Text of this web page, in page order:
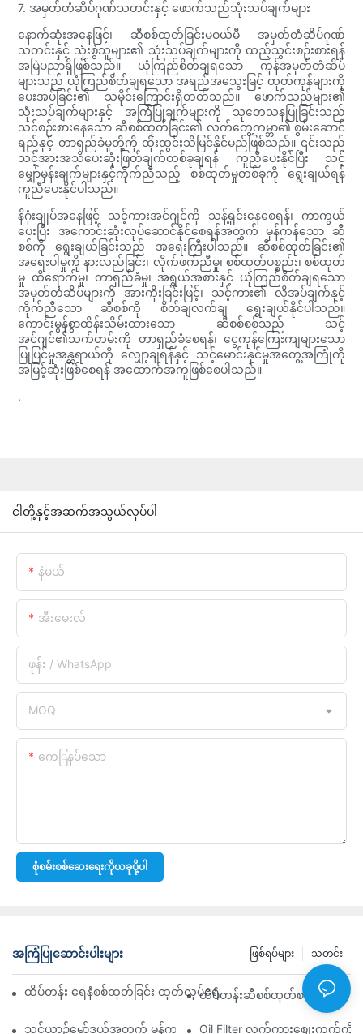
7. အမှတ်တံဆိပ်ဂုဏ်သတင်းနှင့် ဖောက်သည်သုံးသပ်ချက်များ
နောက်ဆုံးအနေဖြင့်၊ ဆီစစ်ထုတ်ခြင်းမဝယ်မီ အမှတ်တံဆိပ်ဂုဏ်
သတင်းနှင့် သုံးစွဲသူများ၏ သုံးသပ်ချက်များကို ထည့်သွင်းစဉ်းစားရန်
အမြဲပညာရှိဖြစ်သည်။ ယုံကြည်စိတ်ချရသော ကုန်အမှတ်တံဆိပ်
များသည် ယုံကြည်စိတ်ချရသော အရည်အသွေးမြင့် ထုတ်ကုန်များကို
ပေးအပ်ခြင်း၏ သမိုင်းကြောင်းရှိတတ်သည်။ ဖောက်သည်များ၏
သုံးသပ်ချက်များနှင့် အကြံပြုချက်များကို သုတေသနပြုခြင်းသည်
သင်စဉ်းစားနေသော ဆီစစ်ထုတ်ခြင်း၏ လက်တွေ့ကမ္ဘာ၏ စွမ်းဆောင်
ရည်နှင့် တာရှည်ခံမှုတို့ကို ထိုးထွင်းသိမြင်နိုင်မည်ဖြစ်သည်။ ၎င်းသည်
သင့်အားအသိပေးဆုံးဖြတ်ချက်တစ်ခုချရန် ကူညီပေးနိုင်ပြီး သင့်
မျှော်မှန်းချက်များနှင့်ကိုက်ညီသည့် စစ်ထုတ်မှုတစ်ခုကို ရွေးချယ်ရန်
ကူညီပေးနိုင်ပါသည်။
နိဂုံးချုပ်အနေဖြင့် သင့်ကားအင်ဂျင်ကို သန့်ရှင်းနေစေရန်၊ ကာကွယ်
ပေးပြီး အကောင်းဆုံးလုပ်ဆောင်နိုင်စေရန်အတွက် မှန်ကန်သော ဆီ
စစ်ကို ရွေးချယ်ခြင်းသည် အရေးကြီးပါသည်။ ဆီစစ်ထုတ်ခြင်း၏
အရေးပါမှုကို နားလည်ခြင်း၊ လိုက်ဖက်ညီမှု၊ စစ်ထုတ်ပစ္စည်း၊ စစ်ထုတ်
မှု ထိရောက်မှု၊ တာရှည်ခံမှု၊ အရွယ်အစားနှင့် ယုံကြည်စိတ်ချရသော
အမှတ်တံဆိပ်များကို အားကိုးခြင်းဖြင့်၊ သင့်ကား၏ လိုအပ်ချက်နှင့်
ကိုက်ညီသော ဆီစစ်ကို စိတ်ချလက်ချ ရွေးချယ်နိုင်ပါသည်။
ကောင်းမွန်စွာထိန်းသိမ်းထားသော ဆီစစ်စစ်သည် သင့်
အင်ဂျင်၏သက်တမ်းကို တာရှည်ခံစေရန်၊ ငွေကုန်ကြေးကျများသော
ပြုပြင်မှုအန္တရာယ်ကို လျှော့ချရန်နှင့် သင့်မောင်းနှင်မှုအတွေ့အကြုံကို
အမြင့်ဆုံးဖြစ်စေရန် အထောက်အကူဖြစ်စေပါသည်။
.
ငါတို့နှင့်အဆက်အသွယ်လုပ်ပါ
နံမယ်
အီးမေးလ်
ဖုန်း / WhatsApp
MOQ
ကေြနပ်သော
စုံစမ်းစစ်ဆေးရေးကိုယခုပို့ပါ
အကြံပြုဆောင်းပါးများ သတင်း
ဖြစ်ရပ်များ
ထိပ်တန်း ရေနံစစ်ထုတ်ခြင်း ထုတ်လုပ်ရေးကုမ္ပဏီများ- ပြည့်စုံသော ခ
ထိပ်တန်းဆီစစ်ထုတ်စက် လက်ကား
သင့်ယာဉ်မော်ဒယ်အတွက် မှန်ကန်သော ဆီစစ်ထုတ်စက်ကို ရွေးချယ်ခြင်း-
Oil Filter လက်ကားစျေးကွက်ကို